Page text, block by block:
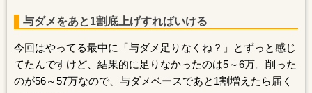
与ダメをあと1割底上げすればいける
今回はやってる最中に「与ダメ足りなくね？」とずっと感じ
てたんですけど、結果的に足りなかったのは5～6万。削った
のが56～57万なので、与ダメベースであと1割増えたら届く